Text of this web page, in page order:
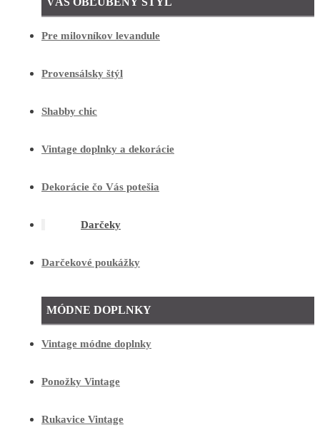
Pre milovníkov levandule
Provensálsky štýl
Shabby chic
Vintage doplnky a dekorácie
Dekorácie čo Vás potešia
Darčeky
Darčekové poukážky
MÓDNE DOPLNKY
Vintage módne doplnky
Ponožky Vintage
Rukavice Vintage